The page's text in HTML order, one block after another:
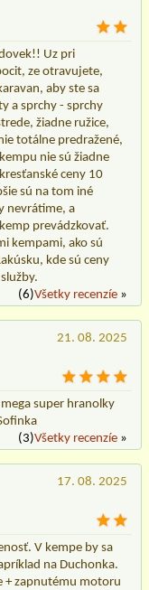
Uz pri
ze otravujete,
aby ste sa
a sprchy - sprchy
žiadne ružice,
totálne predražené,
nie sú žiadne
ceny 10
sú na tom iné
nevrátime, a
prevádzkovať.
kempami, ako sú
kde sú ceny
(6)Všetky recenzíe »
21. 08. 2025
super hranolky
(3)Všetky recenzíe »
17. 08. 2025
V kempe by sa
na Duchonka.
+ zapnutému motoru